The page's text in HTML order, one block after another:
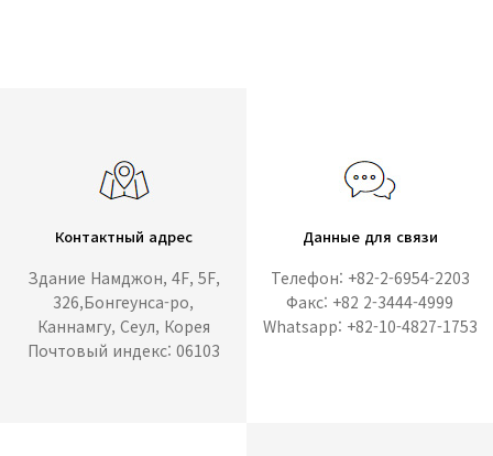
Контактный адрес
Здание Намджон, 4F, 5F,
326,Бонгеунса-ро,
Каннамгу, Сеул, Корея
Почтовый индекс: 06103
Данные для связи
Телефон: +82-2-6954-2203
Факс: +82 2-3444-4999
Whatsapp: +82-10-4827-1753